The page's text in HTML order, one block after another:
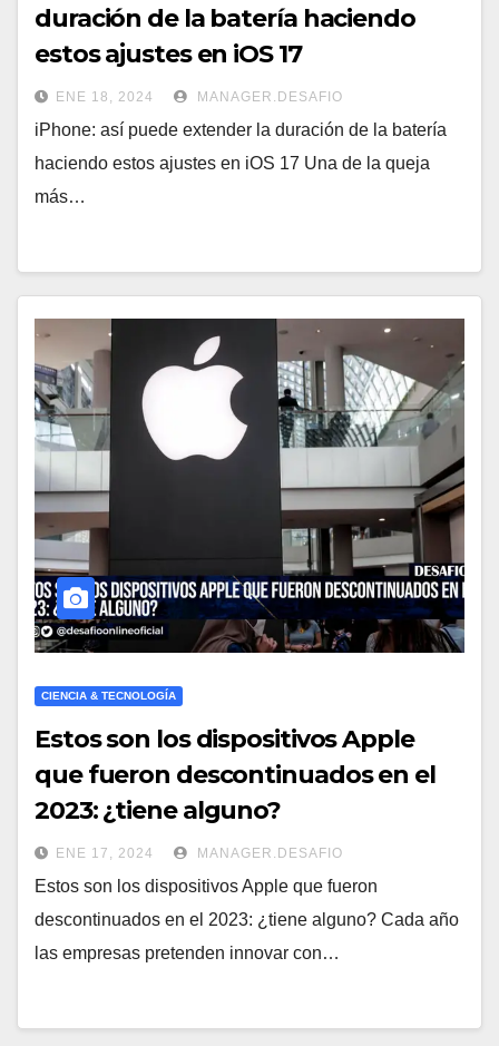
duración de la batería haciendo
estos ajustes en iOS 17
ENE 18, 2024 MANAGER.DESAFIO
iPhone: así puede extender la duración de la batería
haciendo estos ajustes en iOS 17 Una de la queja
más…
CIENCIA & TECNOLOGÍA
Estos son los dispositivos Apple
que fueron descontinuados en el
2023: ¿tiene alguno?
ENE 17, 2024 MANAGER.DESAFIO
Estos son los dispositivos Apple que fueron
descontinuados en el 2023: ¿tiene alguno? Cada año
las empresas pretenden innovar con…